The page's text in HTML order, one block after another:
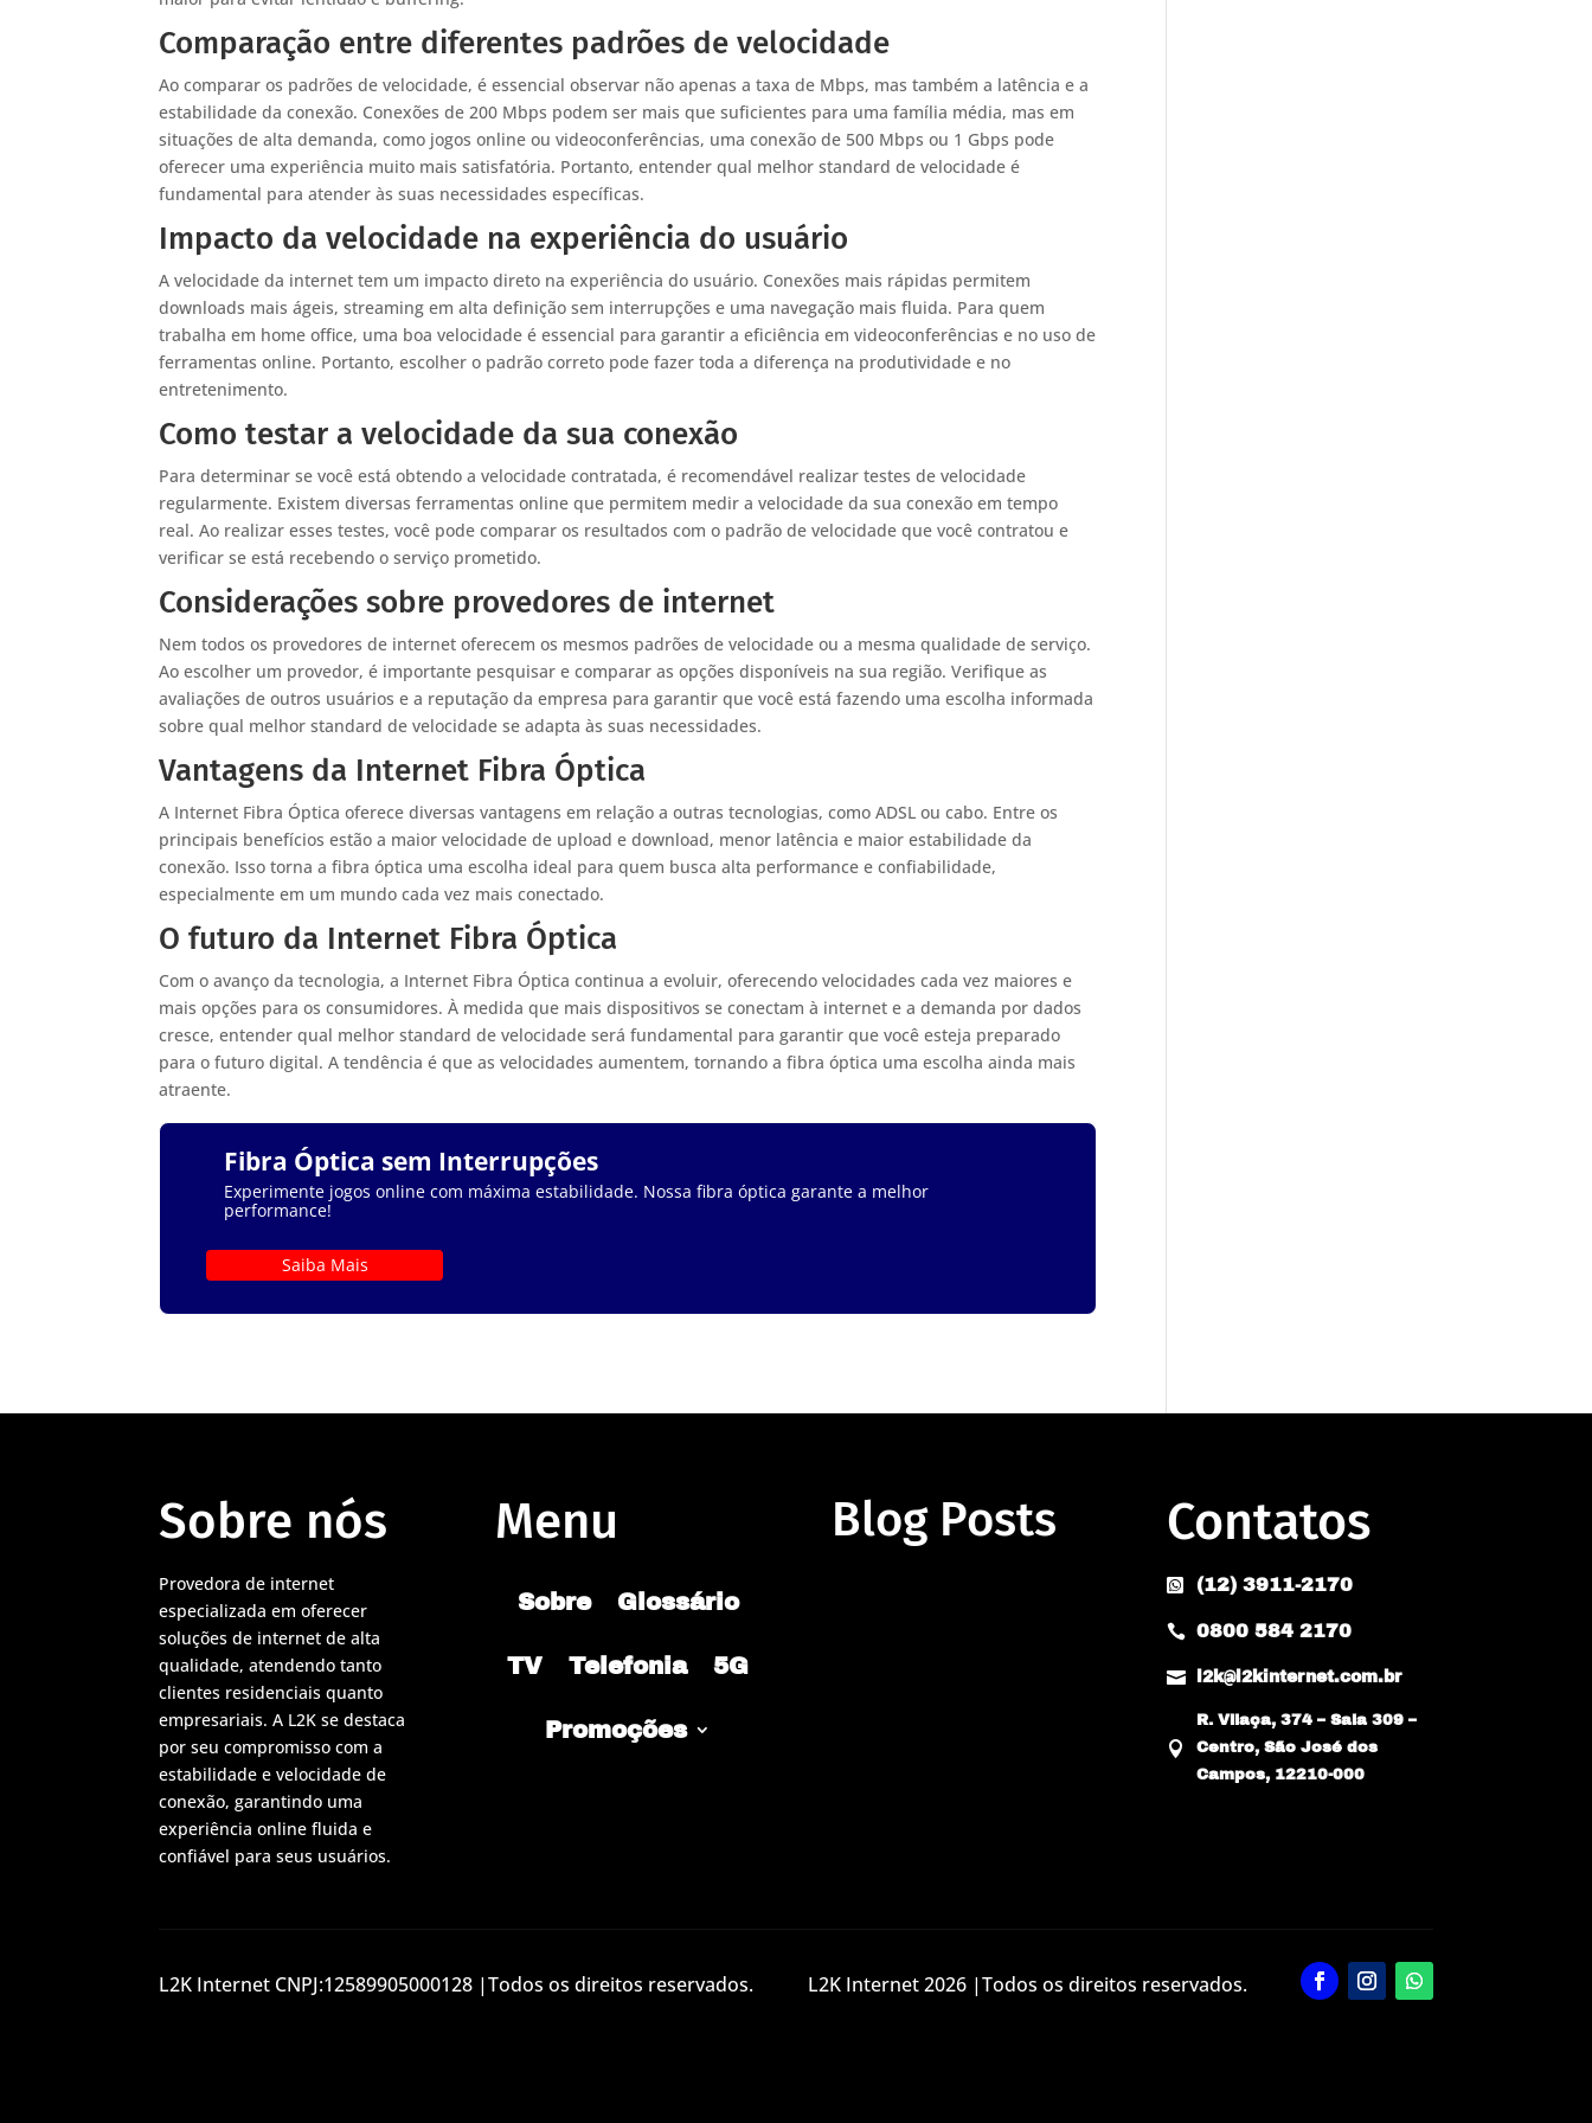
Comparação entre diferentes padrões de velocidade
Ao comparar os padrões de velocidade, é essencial observar não apenas a taxa de Mbps, mas também a latência e a
estabilidade da conexão. Conexões de 200 Mbps podem ser mais que suficientes para uma família média, mas em
situações de alta demanda, como jogos online ou videoconferências, uma conexão de 500 Mbps ou 1 Gbps pode
oferecer uma experiência muito mais satisfatória. Portanto, entender qual melhor standard de velocidade é
fundamental para atender às suas necessidades específicas.
Impacto da velocidade na experiência do usuário
A velocidade da internet tem um impacto direto na experiência do usuário. Conexões mais rápidas permitem
downloads mais ágeis, streaming em alta definição sem interrupções e uma navegação mais fluida. Para quem
trabalha em home office, uma boa velocidade é essencial para garantir a eficiência em videoconferências e no uso de
ferramentas online. Portanto, escolher o padrão correto pode fazer toda a diferença na produtividade e no
entretenimento.
Como testar a velocidade da sua conexão
Para determinar se você está obtendo a velocidade contratada, é recomendável realizar testes de velocidade
regularmente. Existem diversas ferramentas online que permitem medir a velocidade da sua conexão em tempo
real. Ao realizar esses testes, você pode comparar os resultados com o padrão de velocidade que você contratou e
verificar se está recebendo o serviço prometido.
Considerações sobre provedores de internet
Nem todos os provedores de internet oferecem os mesmos padrões de velocidade ou a mesma qualidade de serviço.
Ao escolher um provedor, é importante pesquisar e comparar as opções disponíveis na sua região. Verifique as
avaliações de outros usuários e a reputação da empresa para garantir que você está fazendo uma escolha informada
sobre qual melhor standard de velocidade se adapta às suas necessidades.
Vantagens da Internet Fibra Óptica
A Internet Fibra Óptica oferece diversas vantagens em relação a outras tecnologias, como ADSL ou cabo. Entre os
principais benefícios estão a maior velocidade de upload e download, menor latência e maior estabilidade da
conexão. Isso torna a fibra óptica uma escolha ideal para quem busca alta performance e confiabilidade,
especialmente em um mundo cada vez mais conectado.
O futuro da Internet Fibra Óptica
Com o avanço da tecnologia, a Internet Fibra Óptica continua a evoluir, oferecendo velocidades cada vez maiores e
mais opções para os consumidores. À medida que mais dispositivos se conectam à internet e a demanda por dados
cresce, entender qual melhor standard de velocidade será fundamental para garantir que você esteja preparado
para o futuro digital. A tendência é que as velocidades aumentem, tornando a fibra óptica uma escolha ainda mais
atraente.
Fibra Óptica sem Interrupções
Experimente jogos online com máxima estabilidade. Nossa fibra óptica garante a melhor
performance!
Saiba Mais
Sobre nós
Provedora de internet
especializada em oferecer
soluções de internet de alta
qualidade, atendendo tanto
clientes residenciais quanto
empresariais. A L2K se destaca
por seu compromisso com a
estabilidade e velocidade de
conexão, garantindo uma
experiência online fluida e
confiável para seus usuários.
Menu
Sobre Glossário
TV Telefonia 5G
Promoções
Blog Posts Contatos
 (12) 3911-2170
 0800 584 2170
 l2k@l2kinternet.com.br

R. Vilaça, 374 – Sala 309 –
Centro, São José dos
Campos, 12210-000
L2K Internet CNPJ:12589905000128 |Todos os direitos reservados. L2K Internet 2026 |Todos os direitos reservados.